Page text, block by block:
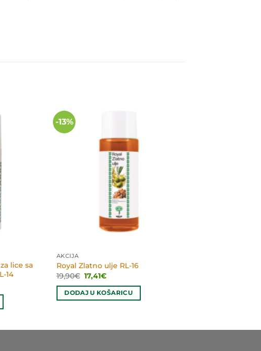
lice sa
14
-13%
AKCIJA
Royal Zlatno ulje RL-16
19,90€ Izvorna
cijena
bila
je:
17,41€Trenutna
je:
17,41€.
DODAJ U KOŠARICU